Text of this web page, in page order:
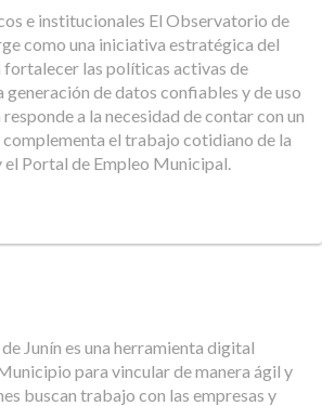
e institucionales El Observatorio de
como una iniciativa estratégica del
las políticas activas de
generación de datos confiables y de uso
a la necesidad de contar con un
el trabajo cotidiano de la
Portal de Empleo Municipal.
Junín es una herramienta digital
para vincular de manera ágil y
buscan trabajo con las empresas y